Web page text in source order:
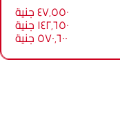
٤٧٬٥٥٠ جنية
١٤٢٬٦٥٠ جنية
٥٧٠٬٦٠٠ جنية